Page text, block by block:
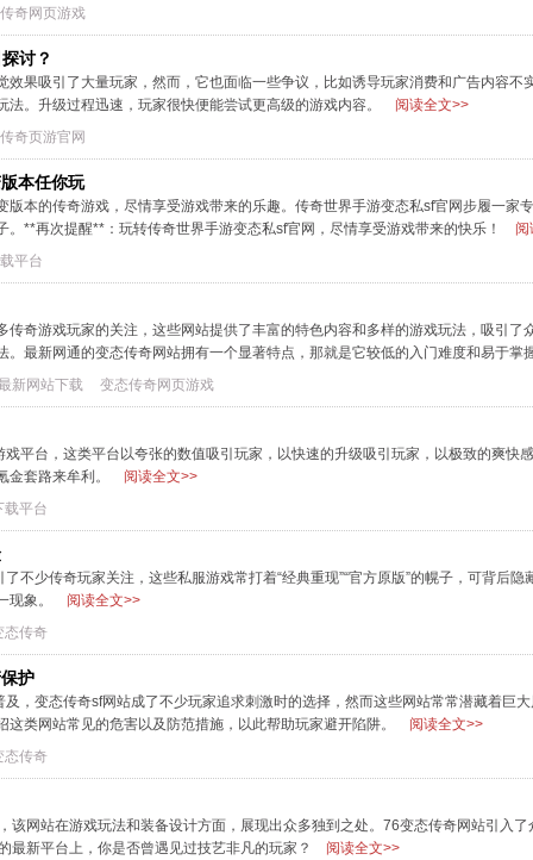
奇网页游戏
讨？
果吸引了大量玩家，然而，它也面临一些争议，比如诱导玩家消费和广告内容不
。升级过程迅速，玩家很快便能尝试更高级的游戏内容。
阅读全文>>
奇页游官网
本任你玩
本的传奇游戏，尽情享受游戏带来的乐趣。传奇世界手游变态私sf官网步履一家
**再次提醒**：玩转传奇世界手游变态私sf官网，尽情享受游戏带来的快乐！
阅
平台
奇游戏玩家的关注，这些网站提供了丰富的特色内容和多样的游戏玩法，吸引了
最新网通的变态传奇网站拥有一个显著特点，那就是它较低的入门难度和易于掌
新网站下载 变态传奇网页游戏
平台，这类平台以夸张的数值吸引玩家，以快速的升级吸引玩家，以极致的爽快
金套路来牟利。
阅读全文>>
载平台
不少传奇玩家关注，这些私服游戏常打着“经典重现”“官方原版”的幌子，可背后
现象。
阅读全文>>
态传奇
护
，变态传奇sf网站成了不少玩家追求刺激时的选择，然而这些网站常常潜藏着巨
类网站常见的危害以及防范措施，以此帮助玩家避开陷阱。
阅读全文>>
态传奇
该网站在游戏玩法和装备设计方面，展现出众多独到之处。76变态传奇网站引入
最新平台上，你是否曾遇见过技艺非凡的玩家？
阅读全文>>